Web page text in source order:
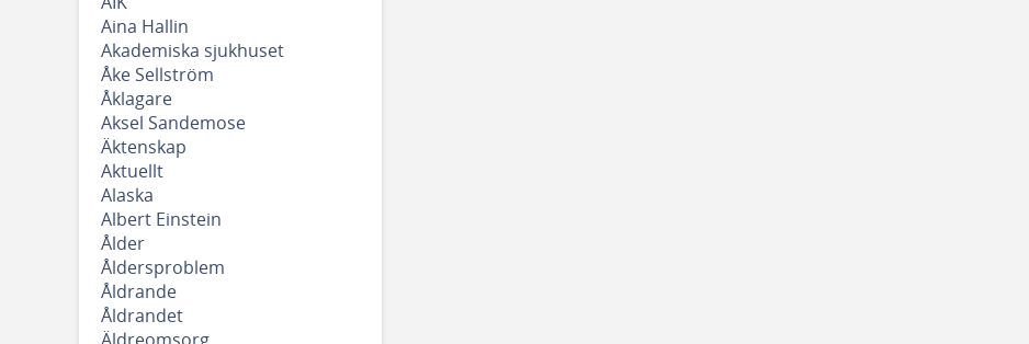
Aina Hallin
Akademiska sjukhuset
Åke Sellström
Åklagare
Aksel Sandemose
Äktenskap
Aktuellt
Alaska
Albert Einstein
Ålder
Åldersproblem
Åldrande
Åldrandet